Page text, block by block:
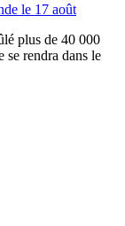
le 17 août
plus de 40 000
se rendra dans le